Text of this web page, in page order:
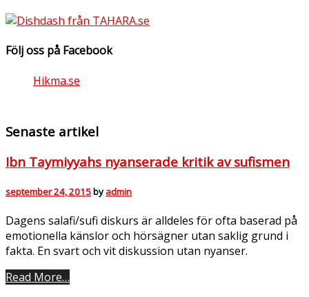
Följ oss på Facebook
Hikma.se
Senaste artikel
Ibn Taymiyyahs nyanserade kritik av sufismen
september 24, 2015byadmin
Dagens salafi/sufi diskurs är alldeles för ofta baserad på
emotionella känslor och hörsägner utan saklig grund i
fakta. En svart och vit diskussion utan nyanser.
Read More…